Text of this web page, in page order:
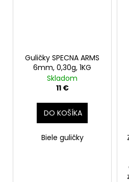
Guličky SPECNA ARMS
6mm, 0,30g, 1KG
Skladom
11 €
DO KOŠÍKA
Biele guličky